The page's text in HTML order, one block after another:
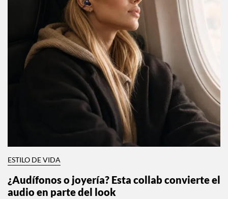
ESTILO DE VIDA
¿Audífonos o joyería? Esta collab convierte el
audio en parte del look